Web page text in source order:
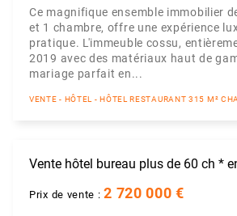
Ce magnifique ensemble immobilier
et 1 chambre, offre une expérience
pratique. L'immeuble cossu,
2019 avec des matériaux haut de
mariage parfait en...
VENTE - HÔTEL - HÔTEL RESTAURANT 315 M²
Vente hôtel bureau plus de 60 ch *
Prix de vente :2 720 000 €